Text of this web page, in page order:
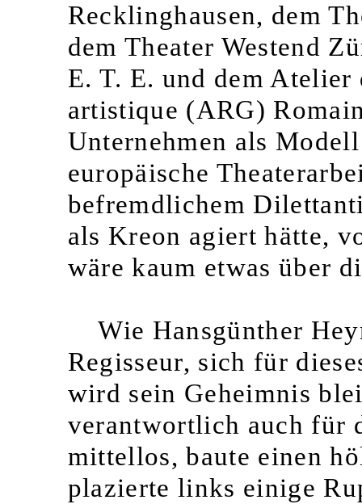
Recklinghausen, dem
dem Theater Westend
E. T. E. und dem Atelier
artistique (ARG)
Unternehmen als
europäische
befremdlichem
als Kreon agiert hätte,
wäre kaum etwas über
Wie Hansgünther
Regisseur, sich für
wird sein Geheimnis
verantwortlich auch für
mittellos, baute einen
plazierte links einige